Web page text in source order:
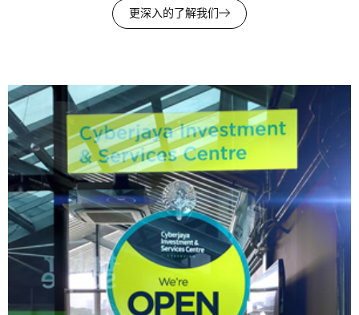
更深入的了解我们